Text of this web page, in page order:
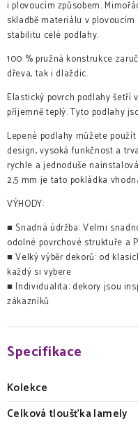
i plovoucím způsobem.
skladbě materiálu v
stabilitu celé podlahy.
100 % pružná konstrukce
dřeva, tak i dlaždic.
Elastický povrch podlahy šetří
příjemně teplý. Tyto podlahy
Lepené podlahy můžete
design, vysoká funkčnost a
rychle a jednoduše
2,5 mm je tato pokládka
VÝHODY:
■ Snadná údržba: Velmi
odolné povrchové struktuře a
■ Velký výběr dekorů: od
každý si vybere
■ Individualita: dekory jsou
zákazníků
Specifikace
Kolekce
Celková tloušťka lamely